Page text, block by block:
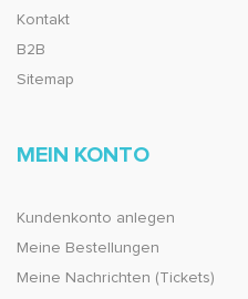
Kontakt
B2B
Sitemap
MEIN KONTO
Kundenkonto anlegen
Meine Bestellungen
Meine Nachrichten (Tickets)